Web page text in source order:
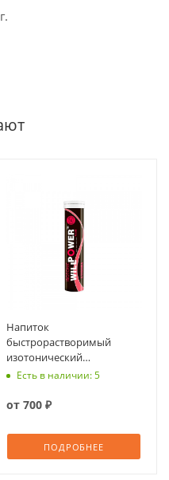
Напиток
быстрорастворимый
изотонический
ВИЛЛПАУЭР Пульс с
шипучие таблетки №14
Есть в наличии: 5
от 700 ₽
ПОДРОБНЕЕ